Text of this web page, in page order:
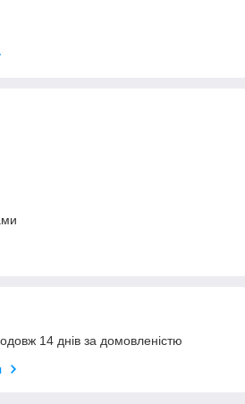
14 днів за домовленістю